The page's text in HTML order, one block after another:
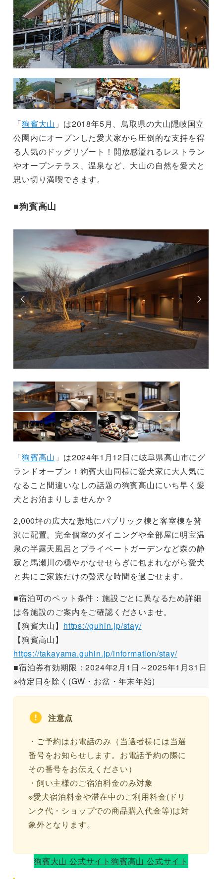
「狗賓大山 」は2018年5月、鳥取県の大山隠岐国立
公園内にオープンした愛犬家から圧倒的な支持を得
る人気のドッグリゾート！開放感溢れるレストラン
やオープンテラス、温泉など、大山の自然を愛犬と
思い切り満喫できます。
■狗賓高山
「狗賓高山 」は2024年1月12日に岐阜県高山市にグ
ランドオープン！狗賓大山同様に愛犬家に大人気に
なること間違いなしの話題の狗賓高山にいち早く愛
犬とお泊まりしませんか？
2,000坪の広大な敷地にパブリック棟と客室棟を贅
沢に配置。完全個室のダイニングや全部屋に明宝温
泉の半露天風呂とプライベートガーデンなど森の静
寂と馬瀬川の穏やかなせせらぎに包まれながら愛犬
と共にご家族だけの贅沢な時間を過ごせます。
■宿泊可のペット条件：施設ごとに異なるため詳細
は各施設のご案内をご確認くださいませ。
【狗賓大山】 https://guhin.jp/stay/
【狗賓高山】
https://takayama.guhin.jp/information/stay/
■宿泊券有効期限：2024年2月1日～2025年1月31日
※特定日を除く(GW・お盆・年末年始)
注意点
・ご予約はお電話のみ（当選者様には当選
番号をお知らせします。お電話予約の際に
その番号をお伝えください）
・飼い主様のご宿泊料金のみ対象
※愛犬宿泊料金や滞在中のご利用料金(ドリ
ンク代・ショップでの商品購入代金等)は対
象外となります。
狗賓大山 公式サイト 狗賓高山 公式サイト